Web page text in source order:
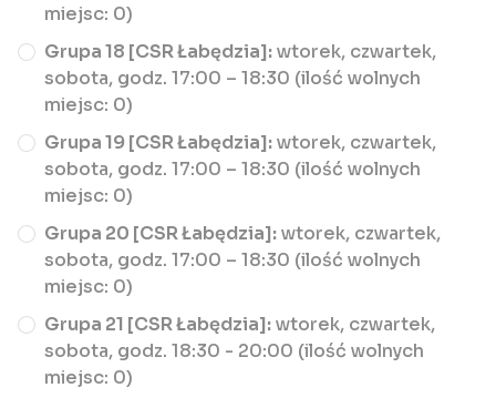
miejsc: 0)
Grupa 18 [CSR Łabędzia]:wtorek, czwartek,
sobota, godz. 17:00 – 18:30 (ilość wolnych
miejsc: 0)
Grupa 19 [CSR Łabędzia]:wtorek, czwartek,
sobota, godz. 17:00 – 18:30 (ilość wolnych
miejsc: 0)
Grupa 20 [CSR Łabędzia]:wtorek, czwartek,
sobota, godz. 17:00 – 18:30 (ilość wolnych
miejsc: 0)
Grupa 21 [CSR Łabędzia]:wtorek, czwartek,
sobota, godz. 18:30 - 20:00 (ilość wolnych
miejsc: 0)